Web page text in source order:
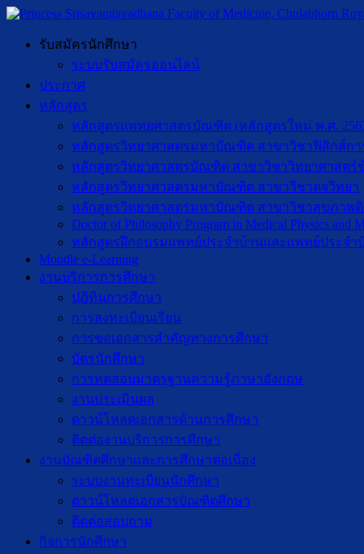
รับสมัครนักศึกษา
ระบบรับสมัครออนไลน์
ประกาศ
หลักสูตร
หลักสูตรแพทยศาสตรบัณฑิต (หลักสูตรใหม่ พ.ศ.
หลักสูตรวิทยาศาสตรมหาบัณฑิต สาขาวิชาฟิสิกส์กา
หลักสูตรวิทยาศาสตรบัณฑิต สาขาวิชาวิทยาศาสตร์
หลักสูตรวิทยาศาสตรมหาบัณฑิต สาขาวิชาตจวิทยา
หลักสูตรวิทยาศาสตรมหาบัณฑิต สาขาวิชาสุขภาพดิ
Doctor of Philosophy Program in Medical Physics and
หลักสูตรฝึกอบรมแพทย์ประจำบ้านและแพทย์ประจำ
Moodle e-Learning
งานบริการการศึกษา
ปฎิทินการศึกษา
การลงทะเบียนเรียน
การขอเอกสารสำคัญทางการศึกษา
บัตรนักศึกษา
การทดสอบมาตรฐานความรู้ภาษาอังกฤษ
งานประเมินผล
ดาวน์โหลดเอกสารด้านการศึกษา
ติดต่องานบริการการศึกษา
งานบัณฑิตศึกษาเเละการศึกษาต่อเนื่อง
ระบบงานทะเบียนนักศึกษา
ดาวน์โหลดเอกสารบัณฑิตศึกษา
ติดต่อสอบถาม
กิจการนักศึกษา